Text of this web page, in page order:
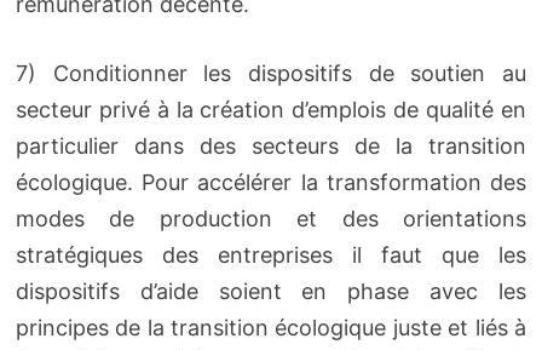
7) Conditionner les dispositifs de soutien au
secteur privé à la création d’emplois de qualité en
particulier dans des secteurs de la transition
écologique. Pour accélérer la transformation des
modes de production et des orientations
stratégiques des entreprises il faut que les
dispositifs d’aide soient en phase avec les
principes de la transition écologique juste et liés à